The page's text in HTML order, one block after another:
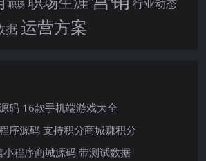
职场 行业动态
据运营方案
码 16款手机端游戏大全
序源码 支持积分商城赚积分
程序商城源码 带测试数据